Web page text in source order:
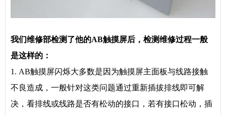
我们维修部检测了他的AB触摸屏后，检测维修过程一般
是这样的：
1. AB触摸屏闪烁大多数是因为触摸屏主面板与线路接触
不良造成，一般针对这类问题通过重新插拔排线即可解
决，看排线或线路是否有松动的接口，若有接口松动，插